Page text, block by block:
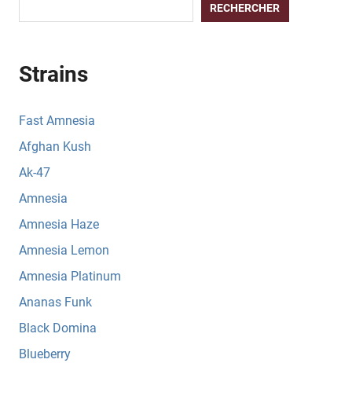
RECHERCHER
Strains
Fast Amnesia
Afghan Kush
Ak-47
Amnesia
Amnesia Haze
Amnesia Lemon
Amnesia Platinum
Ananas Funk
Black Domina
Blueberry